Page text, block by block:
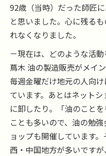
92歳（当時）だった師匠
と思いました。心に残る
れなくなりました。
－現在は、どのような活動
蔦木 油の製造販売がメイ
毎週金曜だけ地元の人向
ています。あとはネット
に卸したり。「油のこと
ことも多いので、油の勉
ョップも開催しています
西・中国地方が多いです